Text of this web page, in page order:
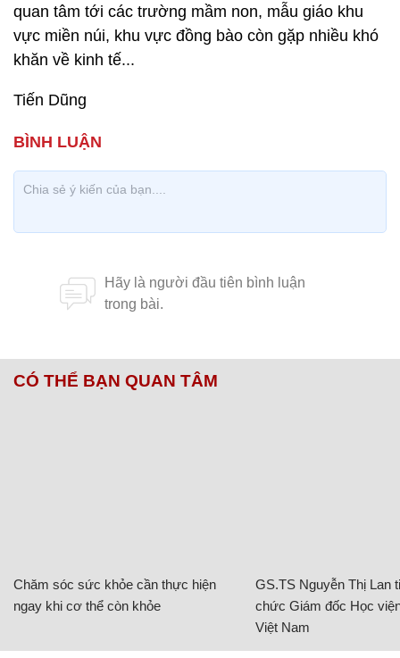
quan tâm tới các trường mầm non, mẫu giáo khu
vực miền núi, khu vực đồng bào còn gặp nhiều khó
khăn về kinh tế...
Tiến Dũng
CÓ THỂ BẠN QUAN TÂM
Chăm sóc sức khỏe cần thực hiện
ngay khi cơ thể còn khỏe
GS.TS Nguyễn Thị Lan
chức Giám đốc Học
Việt Nam